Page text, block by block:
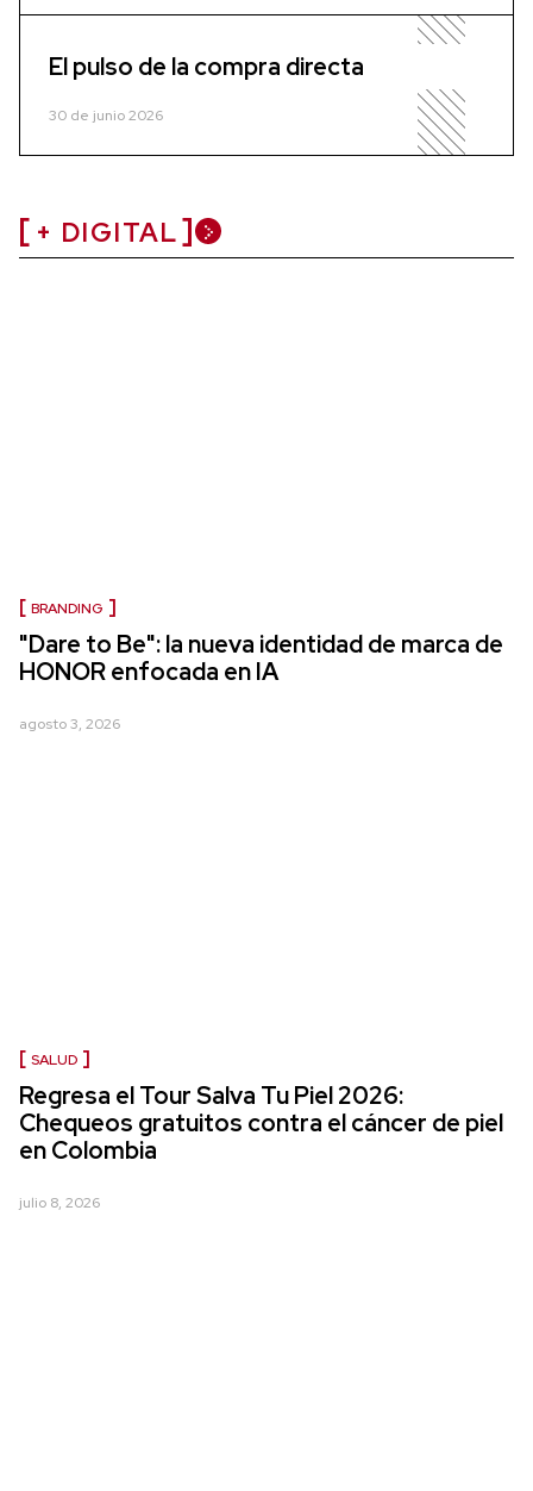
El pulso de la compra directa
30 de junio 2026
+ DIGITAL
BRANDING
"Dare to Be": la nueva identidad de marca de
HONOR enfocada en IA
agosto 3, 2026
SALUD
Regresa el Tour Salva Tu Piel 2026:
Chequeos gratuitos contra el cáncer de piel
en Colombia
julio 8, 2026